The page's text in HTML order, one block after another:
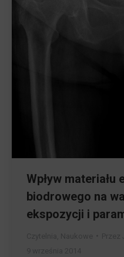
Wpływ
biodrowego na
ekspozycji i